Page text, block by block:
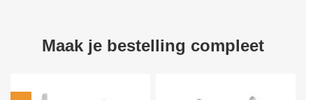
Maak je bestelling compleet